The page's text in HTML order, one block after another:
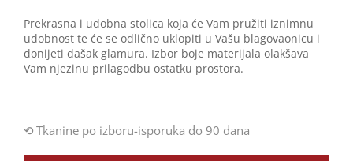
Prekrasna i udobna stolica koja će Vam pružiti iznimnu
udobnost te će se odlično uklopiti u Vašu blagovaonicu i
donijeti dašak glamura. Izbor boje materijala olakšava
Vam njezinu prilagodbu ostatku prostora.
Tkanine po izboru-isporuka do 90 dana